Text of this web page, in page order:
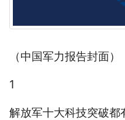
（中国军力报告封面）
1
解放军十大科技突破都